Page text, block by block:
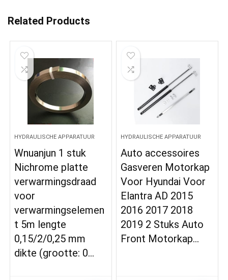
Related Products
HYDRAULISCHE APPARATUUR
Wnuanjun 1 stuk
Nichrome platte
verwarmingsdraad
voor
verwarmingselemen
t 5m lengte
0,15/2/0,25 mm
dikte (grootte: 0…
HYDRAULISCHE APPARATUUR
Auto accessoires
Gasveren Motorkap
Voor Hyundai Voor
Elantra AD 2015
2016 2017 2018
2019 2 Stuks Auto
Front Motorkap…